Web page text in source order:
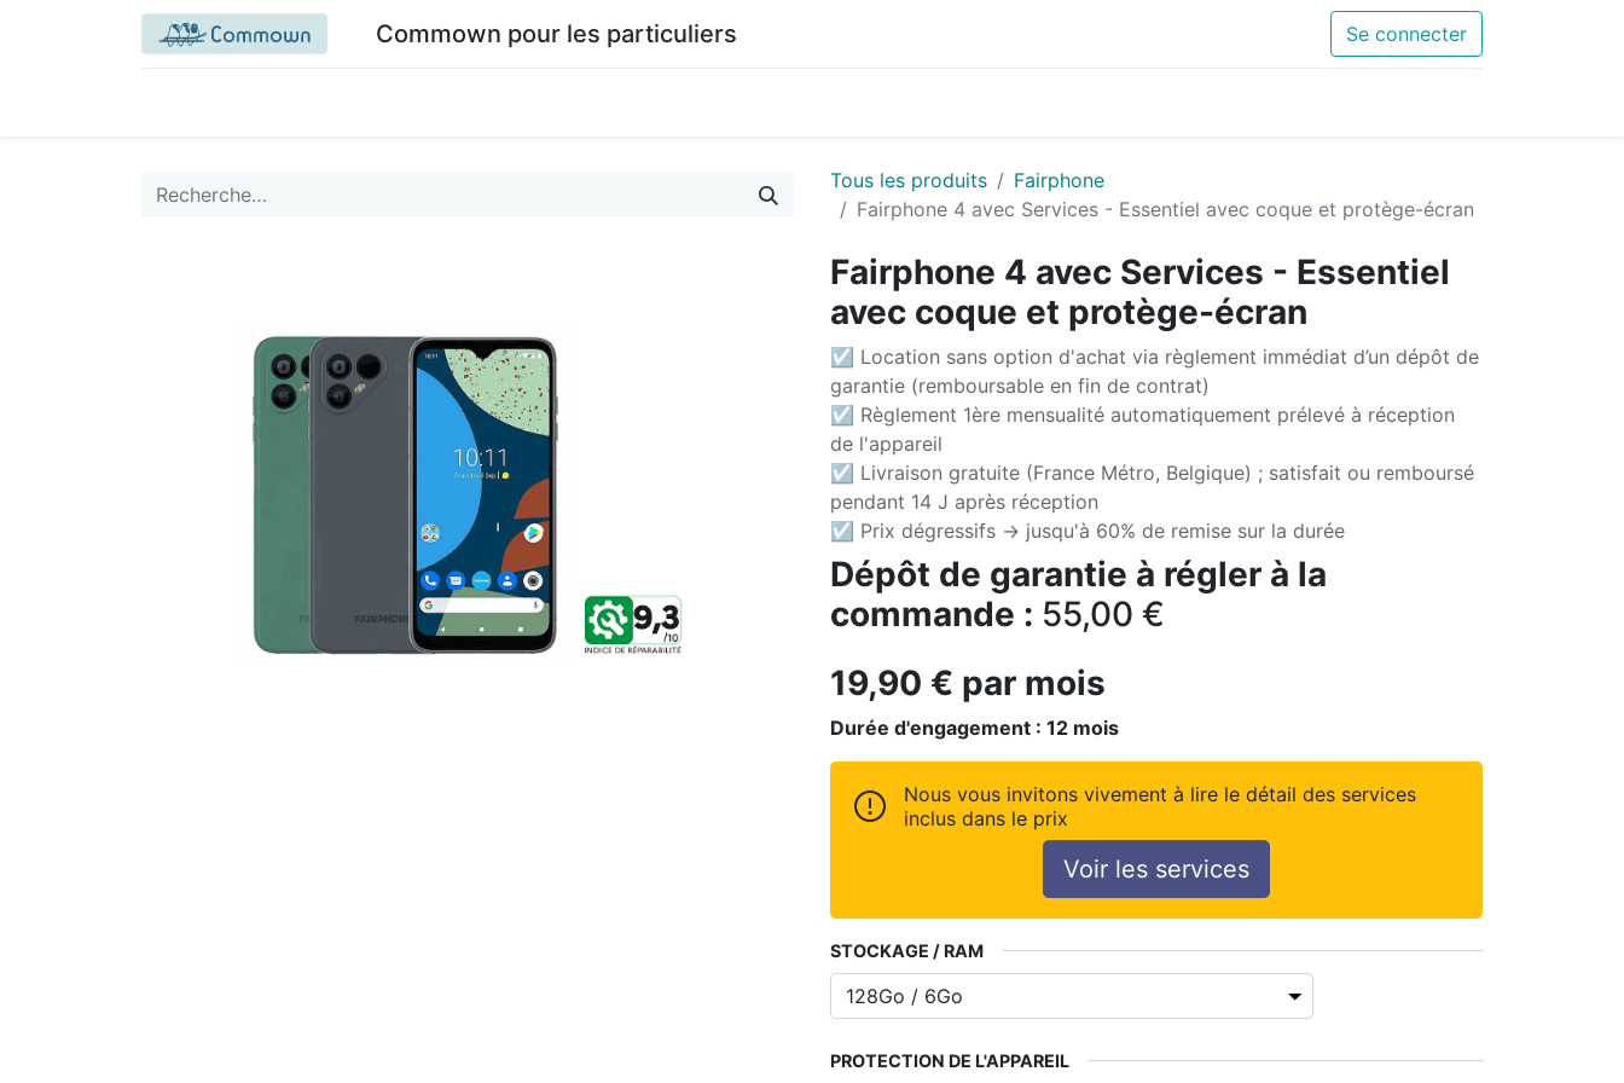
Commown pour les particuliers Se connecter
Tous les produits
Fairphone
Fairphone 4 avec Services - Essentiel avec coque et protège-écran
Fairphone 4 avec Services - Essentiel
avec coque et protège-écran
☑ Location sans option d'achat via règlement immédiat d’un dépôt de
garantie (remboursable en fin de contrat)
☑ Règlement 1ère mensualité automatiquement prélevé à réception
de l'appareil
☑ Livraison gratuite (France Métro, Belgique) ; satisfait ou remboursé
pendant 14 J après réception
☑ Prix dégressifs -> jusqu'à 60% de remise sur la durée
Dépôt de garantie à régler à la
commande : 55,00 €
19,90 € par mois
Durée d'engagement : 12 mois
Nous vous invitons vivement à lire le détail des services
inclus dans le prix
Voir les services
STOCKAGE / RAM
PROTECTION DE L'APPAREIL